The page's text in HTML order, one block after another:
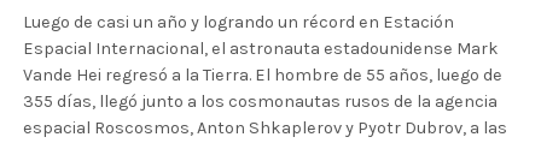
Luego de casi un año y logrando un récord en Estación
Espacial Internacional, el astronauta estadounidense Mark
Vande Hei regresó a la Tierra. El hombre de 55 años, luego de
355 días, llegó junto a los cosmonautas rusos de la agencia
espacial Roscosmos, Anton Shkaplerov y Pyotr Dubrov, a las